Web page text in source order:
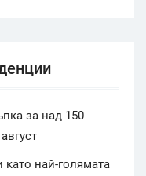
за над 150
най-голямата